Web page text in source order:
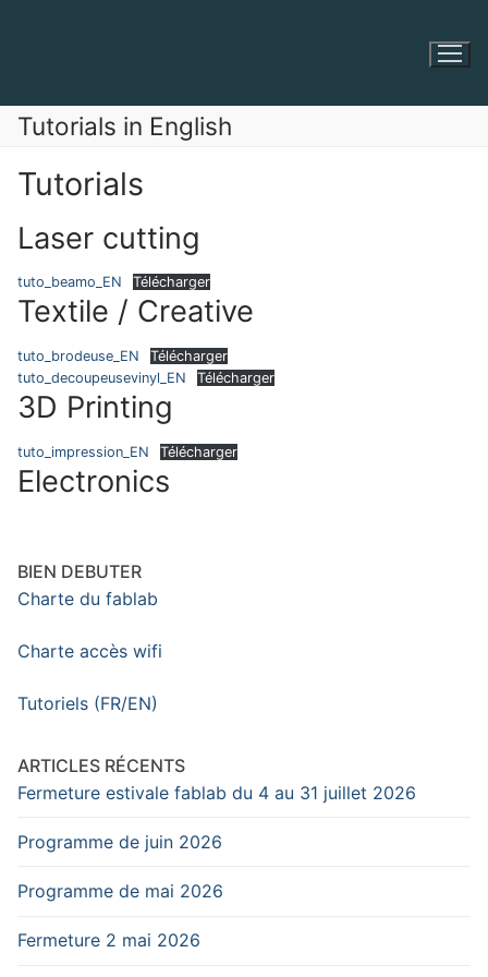
Tutorials in English
Tutorials
Laser cutting
tuto_beamo_EN Télécharger
Textile / Creative
tuto_brodeuse_EN
Télécharger
tuto_decoupeusevinyl_EN
Télécharger
3D Printing
tuto_impression_EN Télécharger
Electronics
BIEN DEBUTER
Charte du fablab
Charte accès wifi
Tutoriels (FR/EN)
ARTICLES RÉCENTS
Fermeture estivale fablab du 4 au 31 juillet 2026
Programme de juin 2026
Programme de mai 2026
Fermeture 2 mai 2026